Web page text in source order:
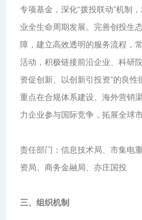
专项基金，深化“拨投联动”机制
业全生命周期发展。完善创投生
障，建立高效透明的服务流程，
活动，积极链接前沿企业、科研
资促创新、以创新引投资”的良性
重点在合规体系建设、海外营销
力企业参与国际竞争，拓展全球市
责任部门：信息技术局、市集电
资局、商务金融局、亦庄国投
三、组织机制